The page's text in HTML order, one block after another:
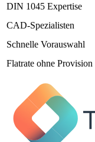
DIN 1045 Expertise
CAD-Spezialisten
Schnelle Vorauswahl
Flatrate ohne Provision